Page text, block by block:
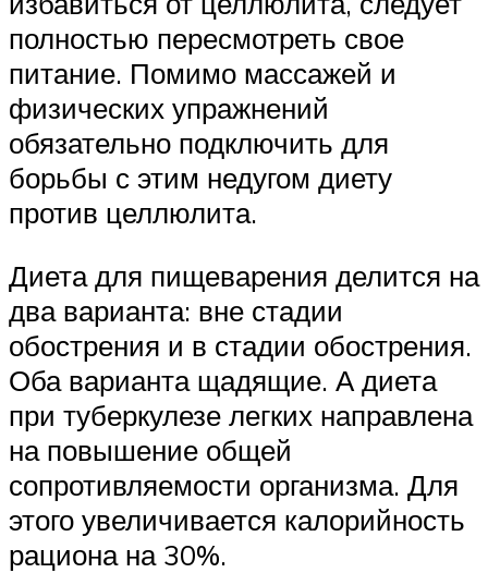
полностью пересмотреть свое
питание. Помимо массажей и
физических упражнений
обязательно подключить для
борьбы с этим недугом диету
против целлюлита.
Диета для пищеварения делится на
два варианта: вне стадии
обострения и в стадии обострения.
Оба варианта щадящие. А диета
при туберкулезе легких направлена
на повышение общей
сопротивляемости организма. Для
этого увеличивается калорийность
рациона на 30%.